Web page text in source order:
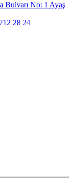
Bulvarı No: 1 Ayaş
28 24